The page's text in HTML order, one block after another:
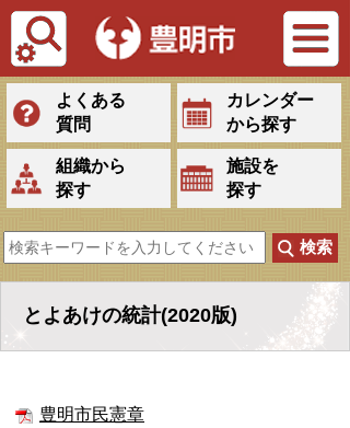
Tiếng Việt
よくある
質問
カレンダー
から探す
組織から
探す
施設を
探す
とよあけの統計(2020版)
豊明市民憲章